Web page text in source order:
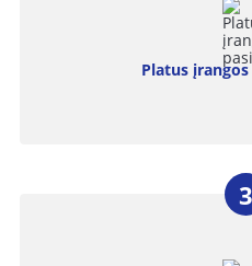
Platus